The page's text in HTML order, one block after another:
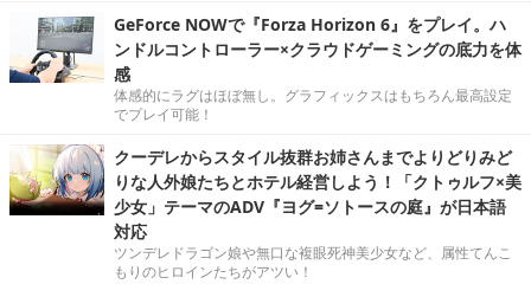
GeForce NOWで『Forza Horizon 6』をプレイ。ハ
ンドルコントローラー×クラウドゲーミングの底力を体
感
体感的にラグはほぼ無し。グラフィックスはもちろん最高設定
でプレイ可能！
クーデレからスタイル抜群お姉さんまでよりどりみど
りな人外娘たちとホテル経営しよう！「クトゥルフ×美
少女」テーマのADV『ヨグ=ソトースの庭』が日本語
対応
ツンデレドラゴン娘や無口な複眼死神美少女など、属性てんこ
もりのヒロインたちがアツい！